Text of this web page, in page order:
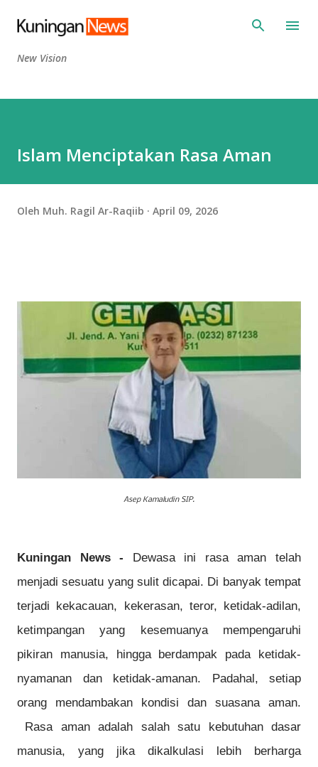
Langsung ke konten utama
New Vision
Islam Menciptakan Rasa Aman
Oleh Muh. Ragil Ar-Raqiib April 09, 2026
Asep Kamaludin SIP.
Kuningan News - Dewasa ini rasa aman telah
menjadi sesuatu yang sulit dicapai. Di banyak tempat
terjadi kekacauan, kekerasan, teror, ketidak-adilan,
ketimpangan yang kesemuanya mempengaruhi
pikiran manusia, hingga berdampak pada ketidak-
nyamanan dan ketidak-amanan. Padahal, setiap
orang mendambakan kondisi dan suasana aman.
Rasa aman adalah salah satu kebutuhan dasar
manusia, yang jika dikalkulasi lebih berharga